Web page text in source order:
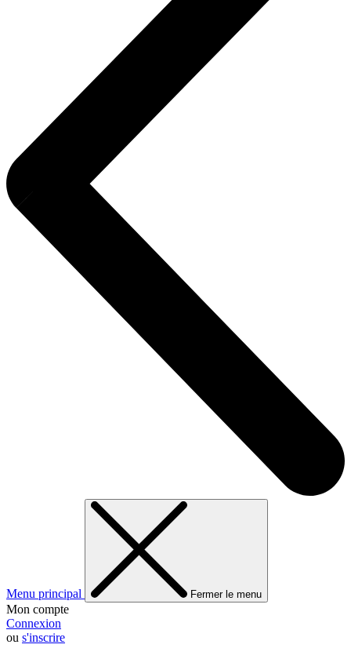
Menu principal Fermer le menu
Mon compte
Connexion
ou s'inscrire